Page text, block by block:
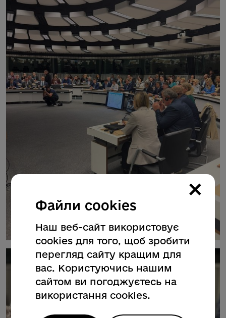
×
Файли cookies
Наш веб-сайт використовує
cookies для того, щоб зробити
перегляд сайту кращим для
вас. Користуючись нашим
сайтом ви погоджуєтесь на
використання cookies.